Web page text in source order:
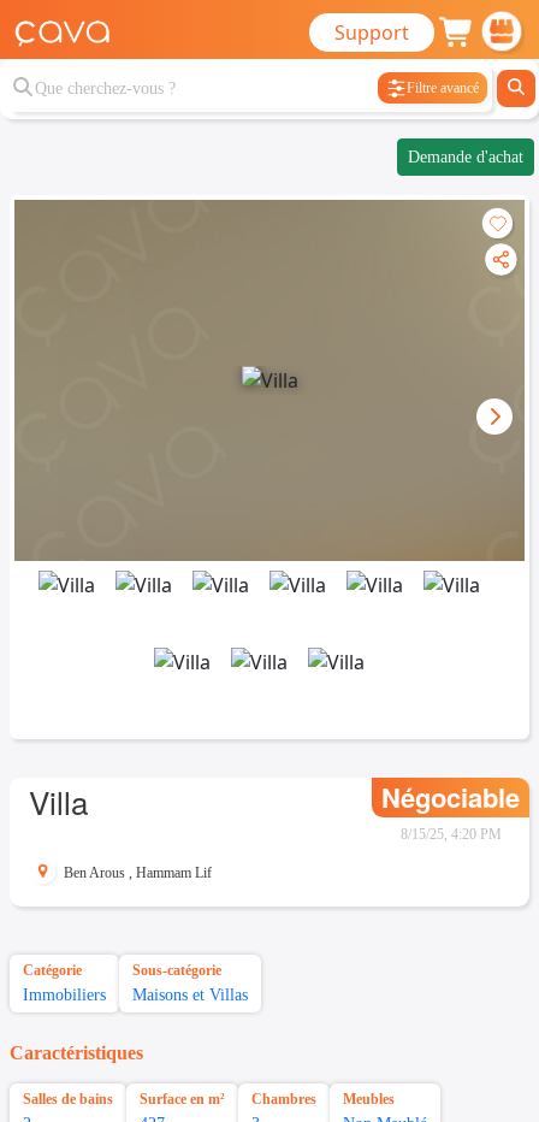
Support
Filtre avancé
Demande d'achat
Villa Négociable
8/15/25, 4:20 PM
Ben Arous , Hammam Lif
Catégorie
Immobiliers
Sous-catégorie
Maisons et Villas
Caractéristiques
Salles de bains Surface en m² Chambres Meubles